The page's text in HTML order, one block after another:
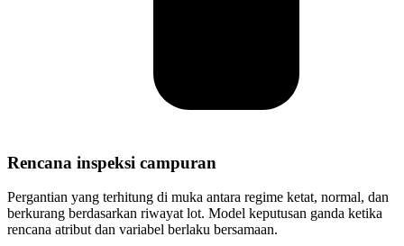
Rencana inspeksi campuran
Pergantian yang terhitung di muka antara regime ketat, normal, dan
berkurang berdasarkan riwayat lot. Model keputusan ganda ketika
rencana atribut dan variabel berlaku bersamaan.